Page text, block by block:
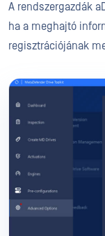
A rendszergazdák
ha a meghajtó
regisztrációjának